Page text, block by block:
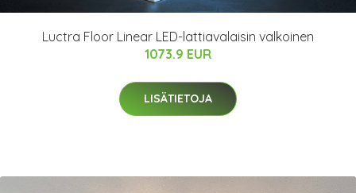
Luctra Floor Linear LED-lattiavalaisin valkoinen
1073.9 EUR
LISÄTIETOJA